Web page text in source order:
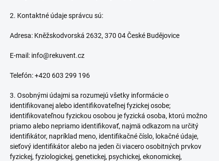
2. Kontaktné údaje správcu sú:
Adresa: Kněžskodvorská 2632, 370 04 České Budějovice
E-mail: info@rekuvent.cz
Telefón: +420 603 299 196
3. Osobnými údajmi sa rozumejú všetky informácie o
identifikovanej alebo identifikovateľnej fyzickej osobe;
identifikovateľnou fyzickou osobou je fyzická osoba, ktorú možno
priamo alebo nepriamo identifikovať, najmä odkazom na určitý
identifikátor, napríklad meno, identifikačné číslo, lokačné údaje,
sieťový identifikátor alebo na jeden či viacero osobitných prvkov
fyzickej, fyziologickej, genetickej, psychickej, ekonomickej,